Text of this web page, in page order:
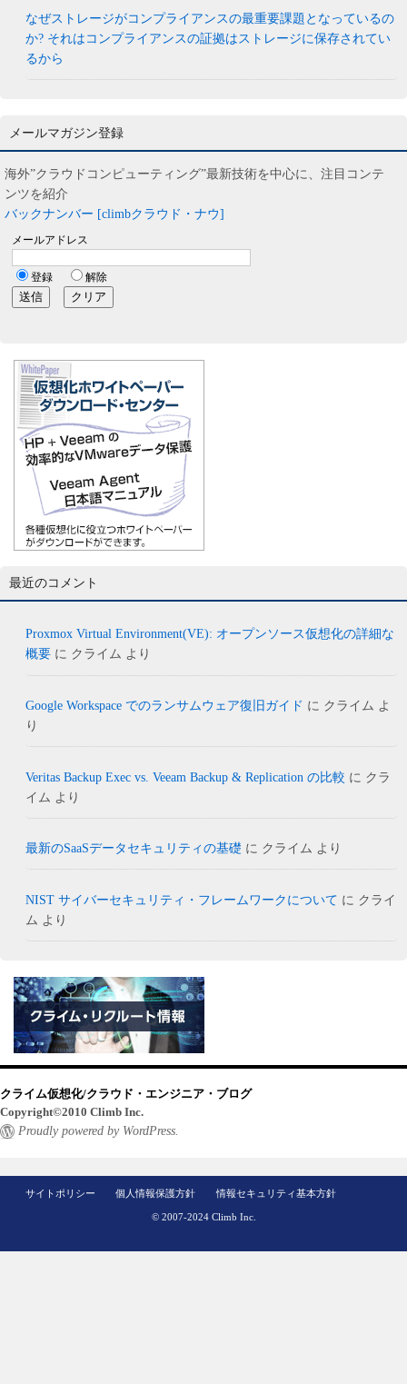
なぜストレージがコンプライアンスの最重要課題となっているの
か? それはコンプライアンスの証拠はストレージに保存されてい
るから
メールマガジン登録
海外”クラウドコンピューティング”最新技術を中心に、注目コンテ
ンツを紹介
バックナンバー [climbクラウド・ナウ]
最近のコメント
Proxmox Virtual Environment(VE): オープンソース仮想化の詳細な
概要 に クライム より
Google Workspace でのランサムウェア復旧ガイド に クライム よ
り
Veritas Backup Exec vs. Veeam Backup & Replication の比較 に クラ
イム より
最新のSaaSデータセキュリティの基礎 に クライム より
NIST サイバーセキュリティ・フレームワークについて に クライ
ム より
クライム仮想化/クラウド・エンジニア・ブログ
Copyright©2010 Climb Inc.
Proudly powered by WordPress.
サイトポリシー 個人情報保護方針 情報セキュリティ基本方針
© 2007-2024 Climb Inc.